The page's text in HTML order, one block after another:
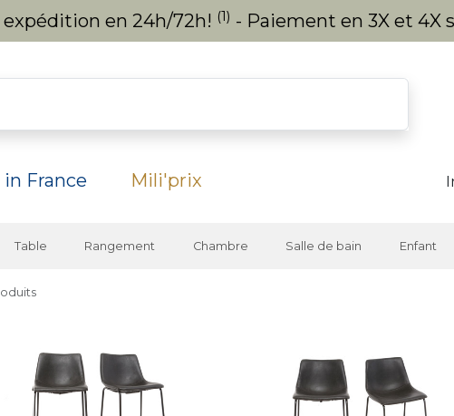
en 24h/72h! (1) - Paiement en 3X et 4X
in France Mili'prix
Table Rangement Chambre Salle de bain Enfant